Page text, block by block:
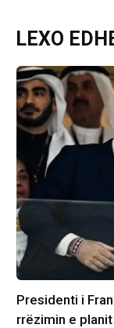
LEXO
Presidenti i
rrëzimin e